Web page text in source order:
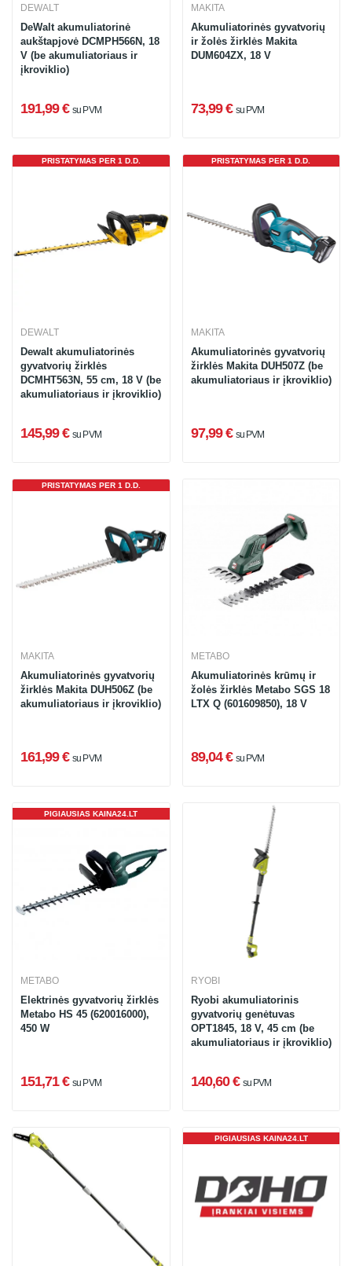
DEWALT
DeWalt akumuliatorinė
aukštapjovė DCMPH566N, 18
V (be akumuliatoriaus ir
įkroviklio)
191,99 € su PVM
MAKITA
Akumuliatorinės gyvatvorių
ir žolės žirklės Makita
DUM604ZX, 18 V
73,99 € su PVM
PRISTATYMAS PER 1 D.D.
DEWALT
Dewalt akumuliatorinės
gyvatvorių žirklės
DCMHT563N, 55 cm, 18 V (be
akumuliatoriaus ir įkroviklio)
145,99 € su PVM
PRISTATYMAS PER 1 D.D.
MAKITA
Akumuliatorinės gyvatvorių
žirklės Makita DUH507Z (be
akumuliatoriaus ir įkroviklio)
97,99 € su PVM
PRISTATYMAS PER 1 D.D.
MAKITA
Akumuliatorinės gyvatvorių
žirklės Makita DUH506Z (be
akumuliatoriaus ir įkroviklio)
161,99 € su PVM
METABO
Akumuliatorinės krūmų ir
žolės žirklės Metabo SGS 18
LTX Q (601609850), 18 V
89,04 € su PVM
PIGIAUSIAS KAINA24.LT
METABO
Elektrinės gyvatvorių žirklės
Metabo HS 45 (620016000),
450 W
151,71 € su PVM
RYOBI
Ryobi akumuliatorinis
gyvatvorių genėtuvas
OPT1845, 18 V, 45 cm (be
akumuliatoriaus ir įkroviklio)
140,60 € su PVM
PIGIAUSIAS KAINA24.LT